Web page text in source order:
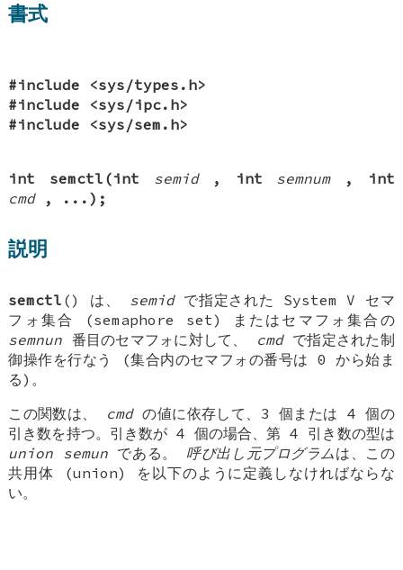
書式
#include <sys/types.h>
#include <sys/ipc.h>
#include <sys/sem.h>
int semctl(int semid , int semnum
, int
cmd
, ...);
説明
semctl () は、 semidで指定された System V セマ
フォ集合 (semaphore set) またはセマフォ集合の
semnun 番目のセマフォに対して、 cmdで指定された制
御操作を行なう (集合内のセマフォの番号は 0 から始ま
る)。
この関数は、 cmdの値に依存して、3 個または 4 個の
引き数を持つ。引き数が 4 個の場合、第 4 引き数の型は
union semunである。 呼び出し元プログラムは、この
共用体 (union) を以下のように定義しなければならな
い。